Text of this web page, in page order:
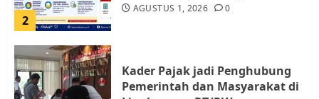
2
AGUSTUS 1, 2026 0
Kader Pajak jadi Penghubung
Pemerintah dan Masyarakat di